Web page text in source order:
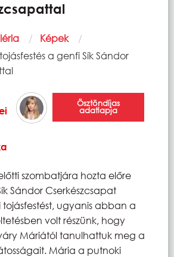
Képek
a genfi Sík Sándor
Ösztöndíjas
adatlapja
szombatjára hozta előre
Sándor Cserkészcsapat
ugyanis abban a
volt részünk, hogy
Máriától tanulhattuk meg a
Mária a putnoki